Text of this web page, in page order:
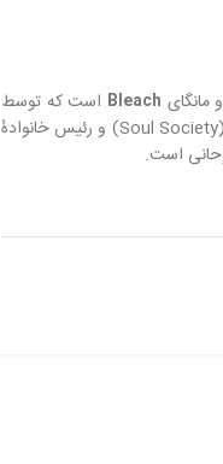
Bleach است که توسط
تایتی کوبو خلق شده است. او کاپیتان لشکر ششم (6th Division) در جامعه روحانیت (Soul Society) و رئیس خانوادهٔ